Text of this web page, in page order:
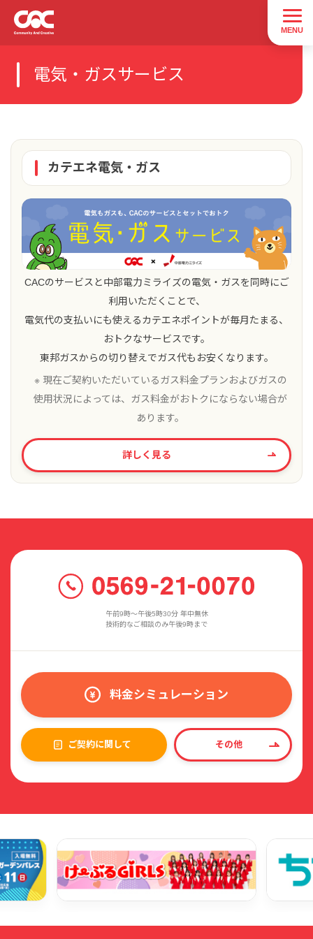
電気・ガスサービス
カテエネ電気・ガス
CACのサービスと中部電力ミライズの電気・ガスを同時にご
利用いただくことで、
電気代の支払いにも使えるカテエネポイントが毎月たまる、
おトクなサービスです。
東邦ガスからの切り替えでガス代もお安くなります。
※ 現在ご契約いただいているガス料金プランおよびガスの
使用状況によっては、ガス料金がおトクにならない場合が
あります。
詳しく見る
午前9時〜午後5時30分 年中無休
技術的なご相談のみ午後9時まで
料金シミュレーション
ご契約に関して その他